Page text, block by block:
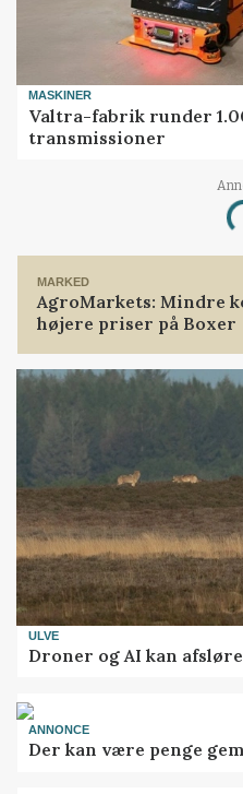
MASKINER
Valtra-fabrik runder
transmissioner
MARKED
AgroMarkets: Mindre
højere priser på Boxer
ULVE
Droner og AI kan
ANNONCE
Der kan være penge